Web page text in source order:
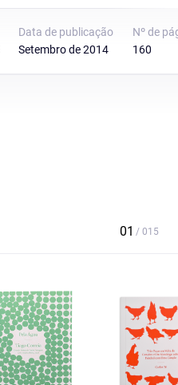
Data de publicação
Setembro de 2014
Nº de
160